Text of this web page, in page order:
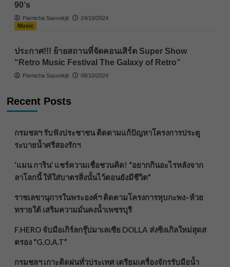
90’s
Parnicha Sasookjit
24/10/2024
Music
ประกาศ!!! ย้ายสถานที่จัดคอนเสิร์ต Super Show
“Retro Music Festival The Galaxy of Retro”
Parnicha Sasookjit 08/10/2024
Recent Posts
กรมชลฯ รับฟังประชาชน ติดตามแก้ปัญหาโครงการประตู
ระบายน้ำศรีสองรักฯ
‘แมน การิน’ แชร์ความเชื่อชวนคิด! “อยากกินอะไรหลังจาก
ลาโลกนี้ ให้ใส่บาตรสิ่งนั้นไว้ตอนยังมีชีวิต”
ราชเลขานุการในพระองค์ฯ ติดตามโครงการหุบกะพง–ห้วย
ทรายใต้ เสริมความมั่นคงน้ำเพชรบุรี
F.HERO จับมือเกิร์ลกรุ๊ปมาเลเซีย DOLLA ส่งซิงเกิลใหม่สุดส
ตรอง “G.O.A.T”
กรมชลฯ เกาะติดฝนทั่วประเทศ เตรียมเครื่องจักรรับมือน้ำ